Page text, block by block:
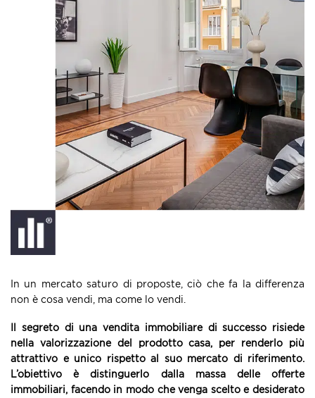
In un mercato saturo di proposte, ciò che fa la differenza
non è cosa vendi, ma come lo vendi.
Il segreto di una vendita immobiliare di successo risiede
nella valorizzazione del prodotto casa, per renderlo più
attrattivo e unico rispetto al suo mercato di riferimento.
L’obiettivo è distinguerlo dalla massa delle offerte
immobiliari, facendo in modo che venga scelto e desiderato